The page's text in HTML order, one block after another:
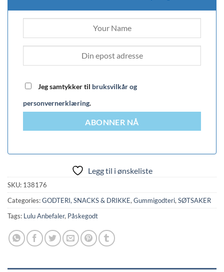
Jeg samtykker til bruksvilkår og
personvernerklæring.
ABONNER NÅ
Legg til i ønskeliste
SKU: 138176
Categories:GODTERI, SNACKS & DRIKKE, Gummigodteri, SØTSAKER
Tags: Lulu Anbefaler, Påskegodt